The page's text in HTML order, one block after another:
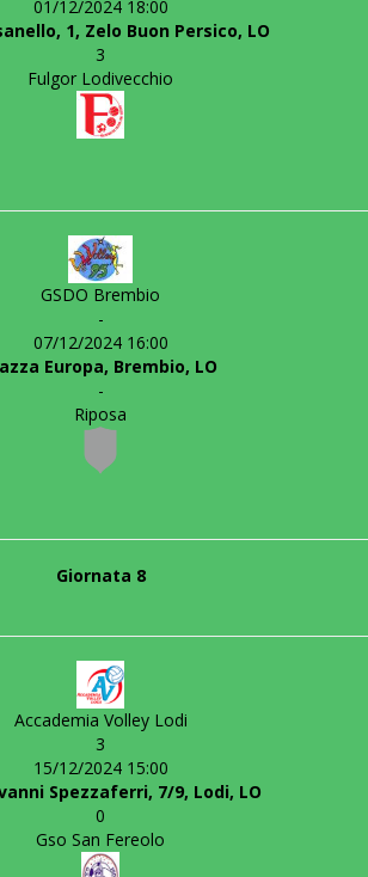
01/12/2024 18:00
1, Zelo Buon Persico, LO
3
Fulgor Lodivecchio
GSDO Brembio
-
07/12/2024 16:00
Europa, Brembio, LO
-
Riposa
Giornata 8
Accademia Volley Lodi
3
15/12/2024 15:00
Spezzaferri, 7/9, Lodi, LO
0
Gso San Fereolo